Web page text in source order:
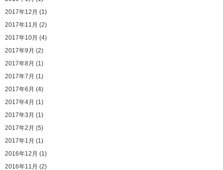
2017年12月 (1)
2017年11月 (2)
2017年10月 (4)
2017年9月 (2)
2017年8月 (1)
2017年7月 (1)
2017年6月 (4)
2017年4月 (1)
2017年3月 (1)
2017年2月 (5)
2017年1月 (1)
2016年12月 (1)
2016年11月 (2)